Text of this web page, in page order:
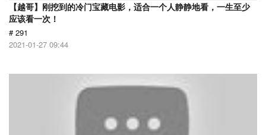
【越哥】刚挖到的冷门宝藏电影，适合一个人静静地看，一生至少
应该看一次！
# 291
2021-01-27 09:44